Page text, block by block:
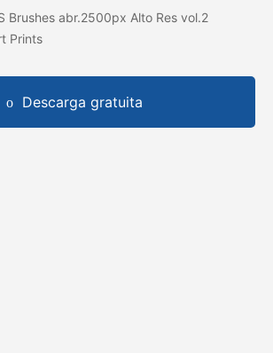
Brushes abr.2500px Alto Res vol.2
Prints
Descarga gratuita